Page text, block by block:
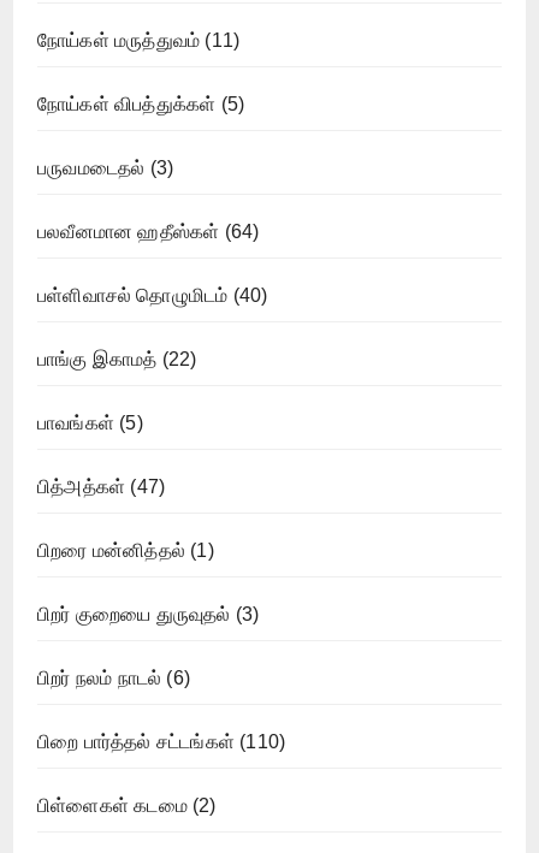
நோய்கள் மருத்துவம் (11)
நோய்கள் விபத்துக்கள் (5)
பருவமடைதல் (3)
பலவீனமான ஹதீஸ்கள் (64)
பள்ளிவாசல் தொழுமிடம் (40)
பாங்கு இகாமத் (22)
பாவங்கள் (5)
பித்அத்கள் (47)
பிறரை மன்னித்தல் (1)
பிறர் குறையை துருவுதல் (3)
பிறர் நலம் நாடல் (6)
பிறை பார்த்தல் சட்டங்கள் (110)
பிள்ளைகள் கடமை(2)